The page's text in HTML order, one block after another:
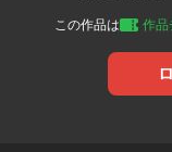
この作品は 作品